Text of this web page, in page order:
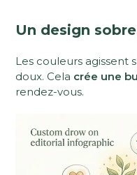
Un design
Les couleurs agissent
doux. Cela crée une
rendez-vous.